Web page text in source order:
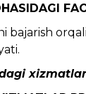
bajarish